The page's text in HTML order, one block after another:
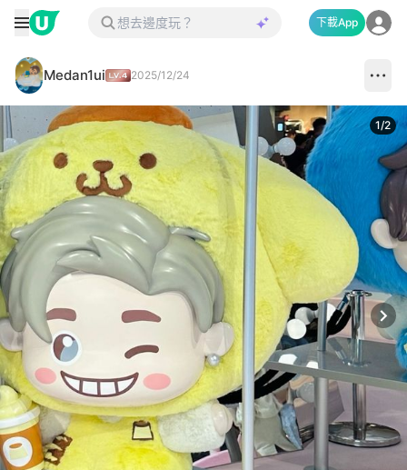
下載App
Medan1ui 2025/12/24
1/2